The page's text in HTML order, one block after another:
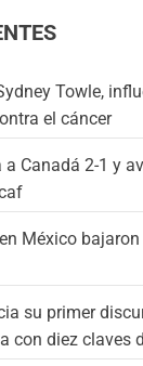
Towle,
el cáncer
Canadá 2-1 y
México
su primer
con diez claves